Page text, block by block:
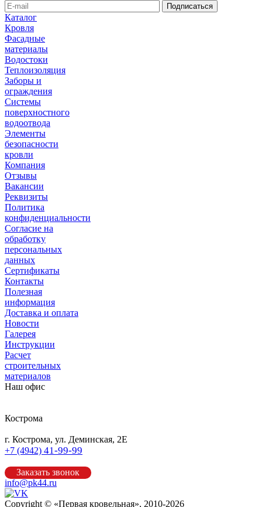
Каталог
Кровля
Фасадные
материалы
Водостоки
Теплоизоляция
Заборы и
ограждения
Системы
поверхностного
водоотвода
Элементы
безопасности
кровли
Компания
Отзывы
Вакансии
Реквизиты
Политика
конфиденциальности
Согласие на
обработку
персональных
данных
Сертификаты
Контакты
Полезная
информация
Доставка и оплата
Новости
Галерея
Инструкции
Расчет
строительных
материалов
Наш офис
Кострома
г. Кострома, ул. Деминская, 2Е
+7 (4942) 41-99-99
Заказать звонок
info@pk44.ru
Copyright © «Первая кровельная», 2010-2026